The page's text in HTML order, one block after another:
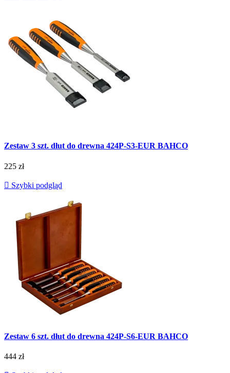
Zestaw 3 szt. dłut do drewna 424P-S3-EUR BAHCO
225 zł
 Szybki podgląd
Zestaw 6 szt. dłut do drewna 424P-S6-EUR BAHCO
444 zł